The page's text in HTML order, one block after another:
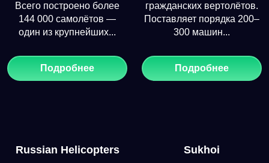
Всего построено более
144 000 самолётов —
один из крупнейших...
Подробнее
гражданских вертолётов.
Поставляет порядка 200–
300 машин...
Подробнее
Russian Helicopters Sukhoi